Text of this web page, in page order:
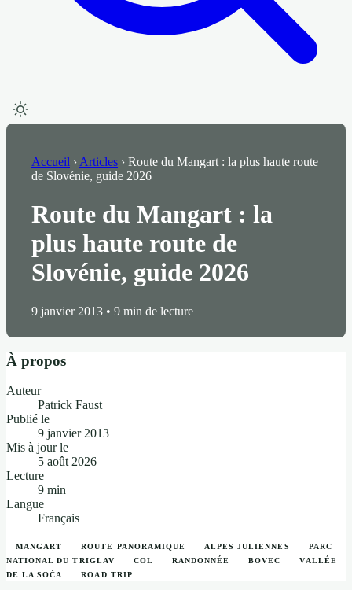
Accueil › Articles › Route du Mangart : la plus haute route
de Slovénie, guide 2026
Route du Mangart : la
plus haute route de
Slovénie, guide 2026
9 janvier 2013 • 9 min de lecture
À propos
Auteur
Patrick Faust
Publié le
9 janvier 2013
Mis à jour le
5 août 2026
Lecture
9 min
Langue
Français
MANGART ROUTE PANORAMIQUE ALPES JULIENNES
PARC
NATIONAL DU TRIGLAV
COL RANDONNÉE BOVEC
VALLÉE
DE LA SOČA
ROAD TRIP